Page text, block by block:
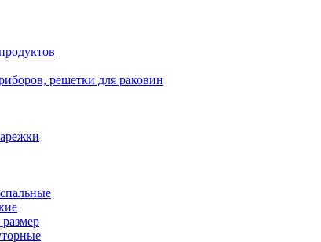
решетки для раковин